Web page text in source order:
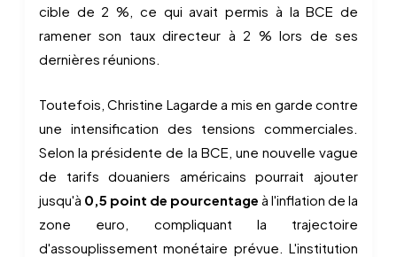
cible de 2 %, ce qui avait permis à la BCE de
ramener son taux directeur à 2 % lors de ses
dernières réunions.
Toutefois, Christine Lagarde a mis en garde contre
une intensification des tensions commerciales.
Selon la présidente de la BCE, une nouvelle vague
de tarifs douaniers américains pourrait ajouter
jusqu'à 0,5 point de pourcentage à l'inflation de la
zone euro, compliquant la trajectoire
d'assouplissement monétaire prévue. L'institution